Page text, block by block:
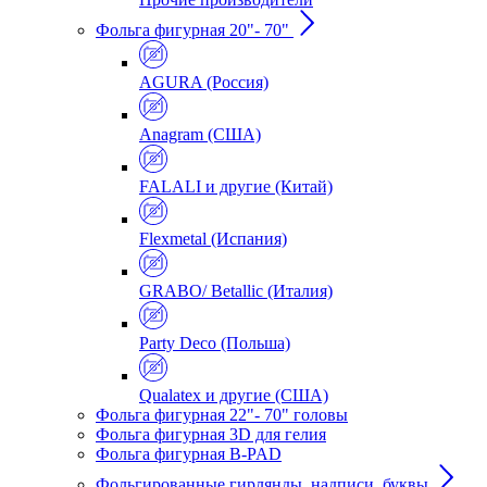
Фольга фигурная 20"- 70"
AGURA (Россия)
Anagram (США)
FALALI и другие (Китай)
Flexmetal (Испания)
GRABO/ Betallic (Италия)
Party Deco (Польша)
Qualatex и другие (США)
Фольга фигурная 22"- 70" головы
Фольга фигурная 3D для гелия
Фольга фигурная B-PAD